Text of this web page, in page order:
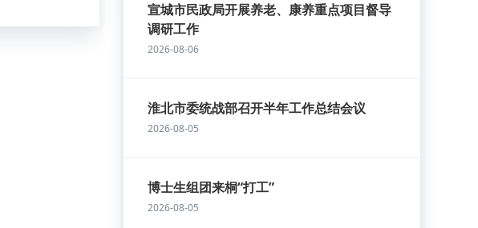
宣城市民政局开展养老、康养重点项目督导
调研工作
2026-08-06
淮北市委统战部召开半年工作总结会议
2026-08-05
博士生组团来桐“打工”
2026-08-05